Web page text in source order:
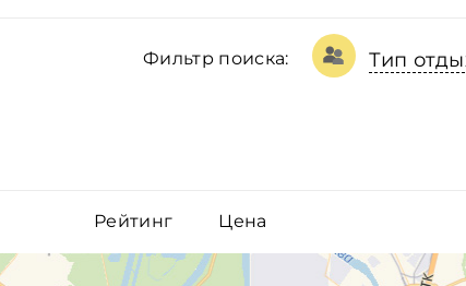
Фильтр поиска: Тип
Рейтинг Цена